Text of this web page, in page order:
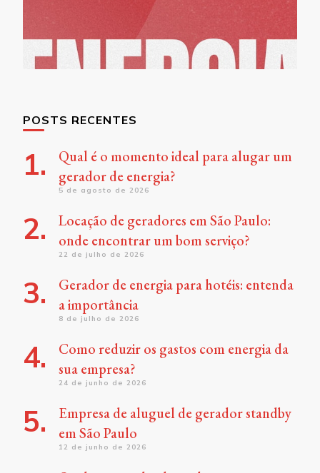
POSTS RECENTES
Qual é o momento ideal para alugar um
gerador de energia?
5 de agosto de 2026
Locação de geradores em São Paulo:
onde encontrar um bom serviço?
22 de julho de 2026
Gerador de energia para hotéis: entenda
a importância
8 de julho de 2026
Como reduzir os gastos com energia da
sua empresa?
24 de junho de 2026
Empresa de aluguel de gerador standby
em São Paulo
12 de junho de 2026